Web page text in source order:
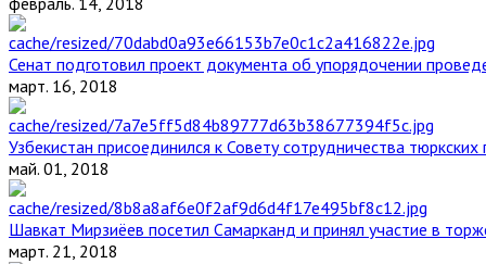
Сенат подготовил проект документа об упорядочении
март. 16, 2018
Узбекистан присоединился к Совету сотрудничества тюркских
май. 01, 2018
Шавкат Мирзиёев посетил Самарканд и принял участие в
март. 21, 2018